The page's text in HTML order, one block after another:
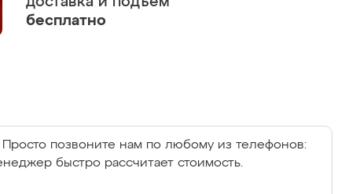
бесплатно
позвоните нам по любому из телефонов:
быстро рассчитает стоимость.